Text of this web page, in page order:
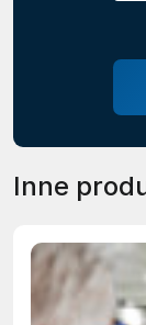
Inne